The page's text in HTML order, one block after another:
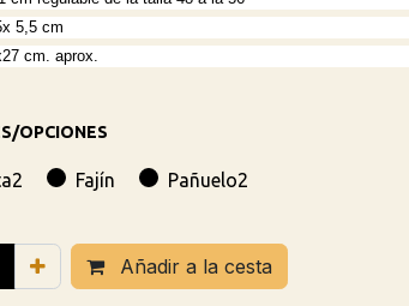
5,5 cm
cm. aprox.
OPCIONES
Fajín Pañuelo2
Añadir a la cesta